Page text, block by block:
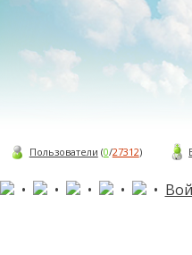
Пользователи (0/27312)
• • • • •